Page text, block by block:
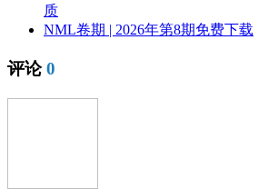
质
NML卷期 | 2026年第8期免费下载
评论0